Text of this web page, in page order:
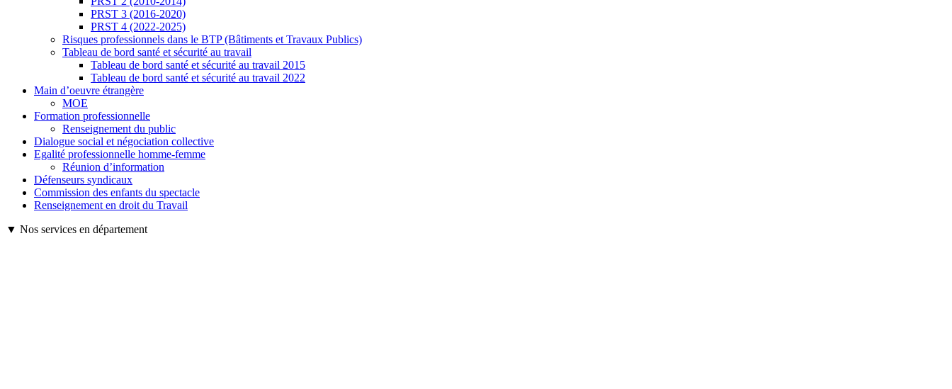
PRST 3 (2016-2020)
PRST 4 (2022-2025)
Risques professionnels dans le BTP (Bâtiments et Travaux Publics)
Tableau de bord santé et sécurité au travail
Tableau de bord santé et sécurité au travail 2015
Tableau de bord santé et sécurité au travail 2022
Main d’oeuvre étrangère
MOE
Formation professionnelle
Renseignement du public
Dialogue social et négociation collective
Egalité professionnelle homme-femme
Réunion d’information
Défenseurs syndicaux
Commission des enfants du spectacle
Renseignement en droit du Travail
▼ Nos services en département